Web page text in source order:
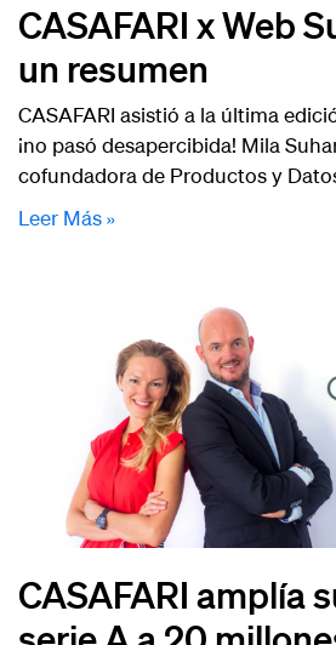
CASAFARI x Web
un resumen
CASAFARI asistió a la última
¡no pasó desapercibida! Mila
cofundadora de Productos y
Leer Más »
CASAFARI amplía